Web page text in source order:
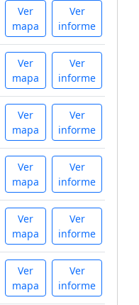
Ver
mapa
Ver
informe
Ver
mapa
Ver
informe
Ver
mapa
Ver
informe
Ver
mapa
Ver
informe
Ver
mapa
Ver
informe
Ver
mapa
Ver
informe